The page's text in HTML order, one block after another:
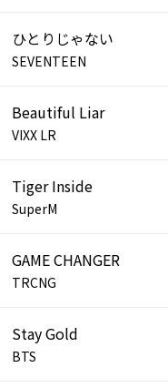
ひとりじゃない
SEVENTEEN
Beautiful Liar
VIXX LR
Tiger Inside
SuperM
GAME CHANGER
TRCNG
Stay Gold
BTS